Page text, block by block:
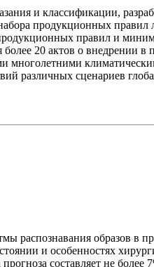
и классификации,
продукционных правил
правил и
20 актов о внедрении
различных сценариев
распознавания образов в
и особенностях
составляет не более